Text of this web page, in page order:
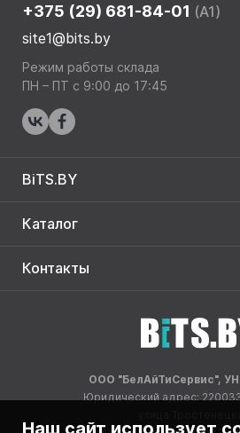
+375 (29) 681-84-01 (A1)
site1@bits.by
Режим работы склада
ПН – ПТ с 9:00 до 17:45
BiTS.BY
Каталог
Контакты
ООО "БелАйТиСервис",
Юридический адрес:
Наш сайт использует